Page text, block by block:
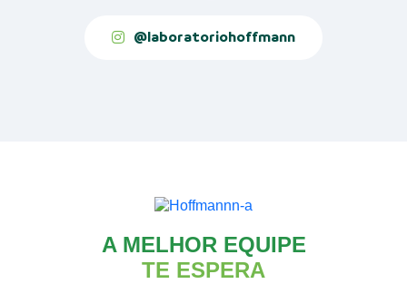
@laboratoriohoffmann
A MELHOR EQUIPE
TE ESPERA